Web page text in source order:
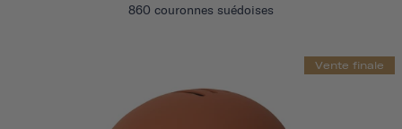
860 couronnes suédoises
Vente finale